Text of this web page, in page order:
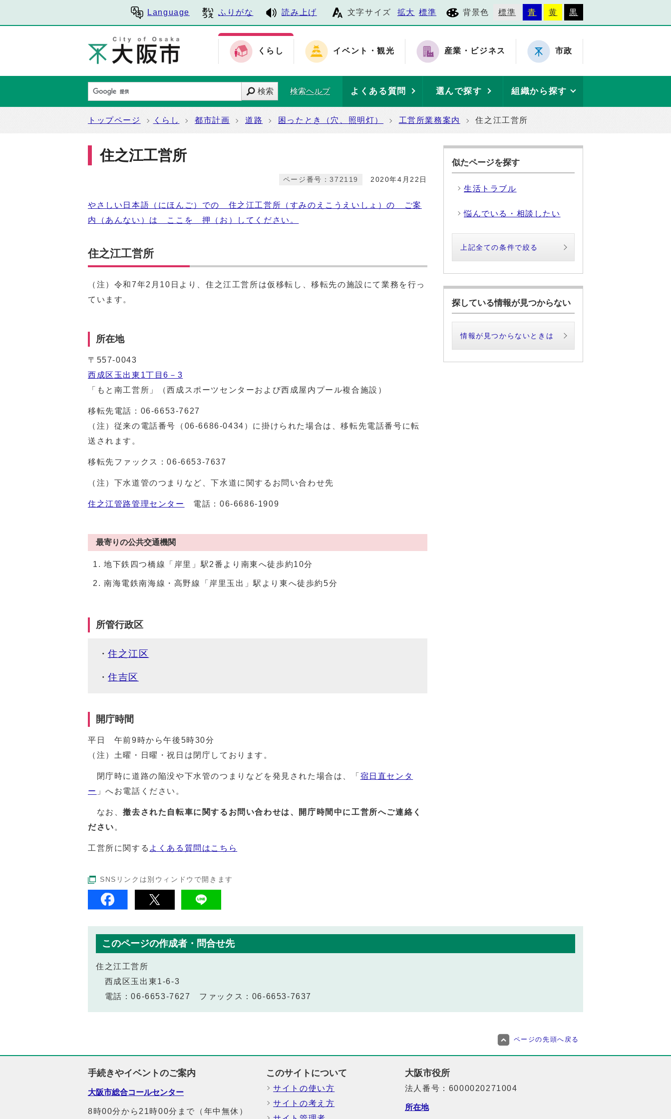
Language ふりがな 読み上げ 文字サイズ 拡大 標準 背景色 標準 青 黄 黒
くらし イベント・観光 産業・ビジネス 市政
検索 検索ヘルプ よくある質問 選んで探す 組織から探す
トップページ くらし 都市計画 道路 困ったとき（穴、照明灯） 工営所業務案内 住之江工営所
住之江工営所
2020年4月22日
ページ番号：372119
やさしい日本語（にほんご）での 住之江工営所（すみのえこうえいしょ）の ご案
内（あんない）は ここを 押（お）してください。
住之江工営所
（注）令和7年2月10日より、住之江工営所は仮移転し、移転先の施設にて業務を行っ
ています。
所在地
〒557-0043
西成区玉出東1丁目6－3
「もと南工営所」（西成スポーツセンターおよび西成屋内プール複合施設）
移転先電話： 06-6653-7627
（注）従来の電話番号（06-6686-0434）に掛けられた場合は、移転先電話番号に転
送されます。
移転先ファックス：06-6653-7637
（注）下水道管のつまりなど、下水道に関するお問い合わせ先
住之江管路管理センター 電話：06-6686-1909
最寄りの公共交通機関
地下鉄四つ橋線「岸里」駅2番より南東へ徒歩約10分
南海電鉄南海線・高野線「岸里玉出」駅より東へ徒歩約5分
所管行政区
住之江区
住吉区
開庁時間
平日 午前9時から午後5時30分
（注）土曜・日曜・祝日は閉庁しております。
閉庁時に道路の陥没や下水管のつまりなどを発見された場合は、「 宿日直センタ
ー 」へお電話ください。
なお、撤去された自転車に関するお問い合わせは、開庁時間中に工営所へご連絡く
ださい 。
工営所に関する よくある質問はこちら
SNSリンクは別ウィンドウで開きます
似たページを探す
生活トラブル
悩んでいる・相談したい
上記全ての条件で絞る
探している情報が見つからない
情報が見つからないときは
このページの作成者・問合せ先
住之江工営所
西成区玉出東1-6-3
電話：06-6653-7627 ファックス：06-6653-7637
ページの先頭へ戻る
手続きやイベントのご案内
大阪市総合コールセンター
8時00分から21時00分まで（年中無休）
このサイトについて
サイトの使い方
サイトの考え方
大阪市役所
法人番号：6000020271004
所在地